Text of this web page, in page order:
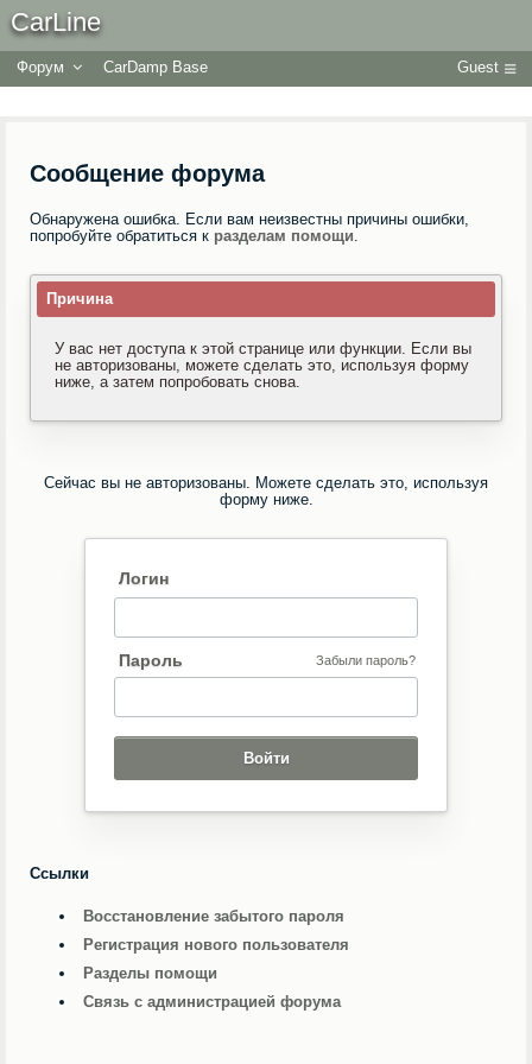
CarLine
Форум CarDamp Base Guest
Сообщение форума
Обнаружена ошибка. Если вам неизвестны причины ошибки,
попробуйте обратиться к разделам помощи.
Причина
У вас нет доступа к этой странице или функции. Если вы
не авторизованы, можете сделать это, используя форму
ниже, а затем попробовать снова.
Сейчас вы не авторизованы. Можете сделать это, используя
форму ниже.
Логин
Пароль Забыли пароль?
Ссылки
Восстановление забытого пароля
Регистрация нового пользователя
Разделы помощи
Связь с администрацией форума